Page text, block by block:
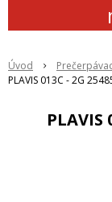
Úvod
PLAVIS 013C - 2G
PLAVIS